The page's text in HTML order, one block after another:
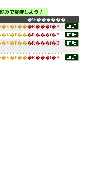
�W������
�R���f�B
�R���f�B
�R���f�B
�R���f�B